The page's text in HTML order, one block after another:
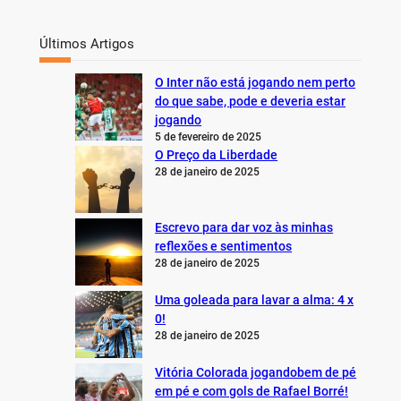
Últimos Artigos
O Inter não está jogando nem perto
do que sabe, pode e deveria estar
jogando
5 de fevereiro de 2025
O Preço da Liberdade
28 de janeiro de 2025
Escrevo para dar voz às minhas
reflexões e sentimentos
28 de janeiro de 2025
Uma goleada para lavar a alma: 4 x
0!
28 de janeiro de 2025
Vitória Colorada jogandobem de pé
em pé e com gols de Rafael Borré!